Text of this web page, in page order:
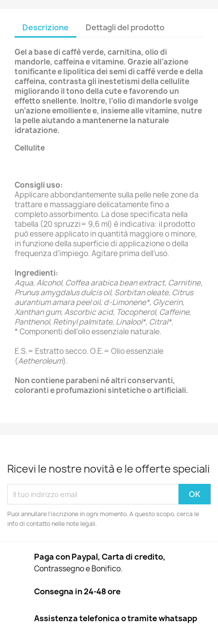
Descrizione Dettagli del prodotto
Gel a base di caffè verde, carnitina, olio di
mandorle, caffeina e vitamine. Grazie all’azione
tonificante e lipolitica dei semi di caffè verde e della
caffeina, contrasta gli inestetismi della cellulite
migliorando il tono della cute e favorendo un
effetto snellente. Inoltre, l’olio di mandorle svolge
un’azione emolliente e, insieme alle vitamine, nutre
la pelle aiutando a mantenerne la naturale
idratazione.
Cellulite
Consigli uso:
Applicare abbondantemente sulla pelle nelle zone da
trattare e massaggiare delicatamente fino a
completo assorbimento. La dose specificata nella
tabella (20 spruzzi= 9,6 ml) è indicativa: il prodotto
può essere applicato in quantità maggiore o minore,
in funzione della superficie di applicazione o della
frequenza d’impiego. Agitare prima dell’uso.
Ingredienti:
Aqua, Alcohol, Coffea arabica bean extract, Carnitine,
Prunus amygdalus dulcis oil, Sorbitan oleate, Citrus
aurantium amara peel oil, d-Limonene*, Glycerin,
Xanthan gum, Ascorbic acid, Tocopherol, Caffeine,
Panthenol, Retinyl palmitate, Linalool*, Citral*.
* Componenti dell’olio essenziale naturale.
E.S.= Estratto secco. O.E.= Olio essenziale
(Aetheroleum).
Non contiene parabeni né altri conservanti,
coloranti e profumazioni sintetiche o artificiali.
Ricevi le nostre novità e le offerte speciali
Puoi annullare l'iscrizione in ogni momento. A questo scopo, cerca le
info di contatto nelle note legali.
Paga con Paypal, Carta di credito,
Contrassegno e Bonifico.
Consegna in 24-48 ore
Assistenza telefonica o tramite whatsapp